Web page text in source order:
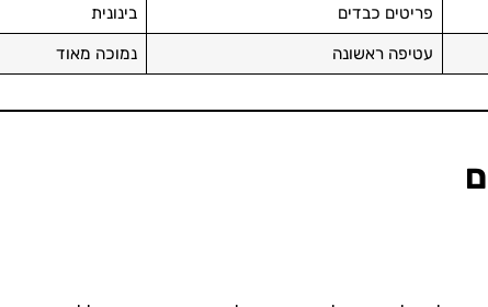
פריטים כבדים בינונית
עטיפה ראשונה נמוכה מאוד